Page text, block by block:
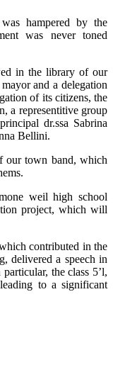
hampered by the
was never toned
in the library of our
and a delegation
of its citizens, the
a representitive group
dr.ssa Sabrina
Bellini.
our town band, which
weil high school
project, which will
contributed in the
delivered a speech in
the class 5’l,
to a significant